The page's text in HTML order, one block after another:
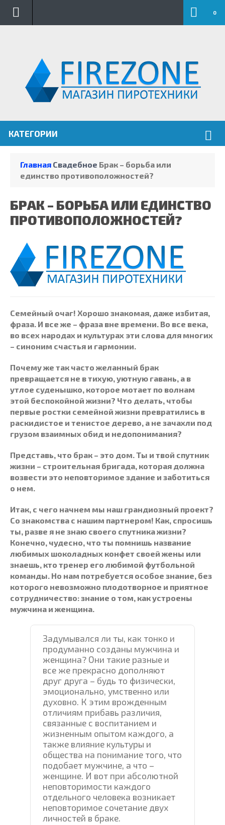
0
КАТЕГОРИИ
Главная Свадебное Брак – борьба или
единство противоположностей?
БРАК – БОРЬБА ИЛИ ЕДИНСТВО
ПРОТИВОПОЛОЖНОСТЕЙ?
Семейный очаг! Хорошо знакомая, даже избитая,
фраза. И все же – фраза вне времени. Во все века,
во всех народах и культурах эти слова для многих
– синоним счастья и гармонии.
Почему же так часто желанный брак
превращается не в тихую, уютную гавань, а в
утлое суденышко, которое мотает по волнам
этой беспокойной жизни? Что делать, чтобы
первые ростки семейной жизни превратились в
раскидистое и тенистое дерево, а не зачахли под
грузом взаимных обид и недопонимания?
Представь, что брак – это дом. Ты и твой спутник
жизни – строительная бригада, которая должна
возвести это неповторимое здание и заботиться
о нем.
Итак, с чего начнем мы наш грандиозный проект?
Со знакомства с нашим партнером! Как, спросишь
ты, разве я не знаю своего спутника жизни?
Конечно, чудесно, что ты помнишь название
любимых шоколадных конфет своей жены или
знаешь, кто тренер его любимой футбольной
команды. Но нам потребуется особое знание, без
которого невозможно плодотворное и приятное
сотрудничество: знание о том, как устроены
мужчина и женщина.
Задумывался ли ты, как тонко и
продуманно созданы мужчина и
женщина? Они такие разные и
все же прекрасно дополняют
друг друга – будь то физически,
эмоционально, умственно или
духовно. К этим врожденным
отличиям прибавь различия,
связанные с воспитанием и
жизненным опытом каждого, а
также влияние культуры и
общества на понимание того, что
подобает мужчине, а что –
женщине. И вот при абсолютной
неповторимости каждого
отдельного человека возникает
неповторимое сочетание двух
личностей в браке.